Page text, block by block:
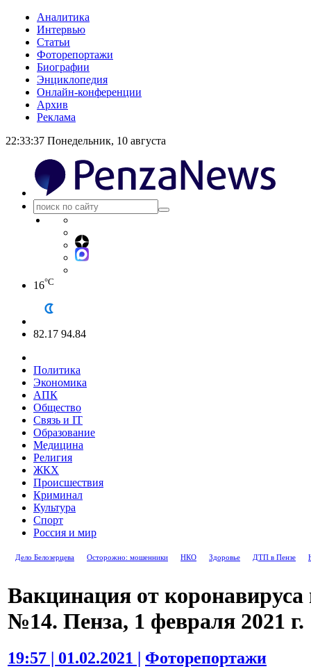
Аналитика
Интервью
Статьи
Фоторепортажи
Биографии
Энциклопедия
Онлайн-конференции
Архив
Реклама
22:33:37 Понедельник, 10 августа
16°C
82.17 94.84
Политика
Экономика
АПК
Общество
Связь и IT
Образование
Медицина
Религия
ЖКХ
Происшествия
Криминал
Культура
Спорт
Россия и мир
Дело Белозерцева Осторожно: мошенники НКО Здоровье ДТП в Пензе
Вакцинация от
№14. Пенза, 1 февраля 2021 г.
19:57 | 01.02.2021 | Фоторепортажи